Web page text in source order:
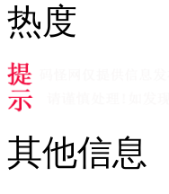
热度
其他信息